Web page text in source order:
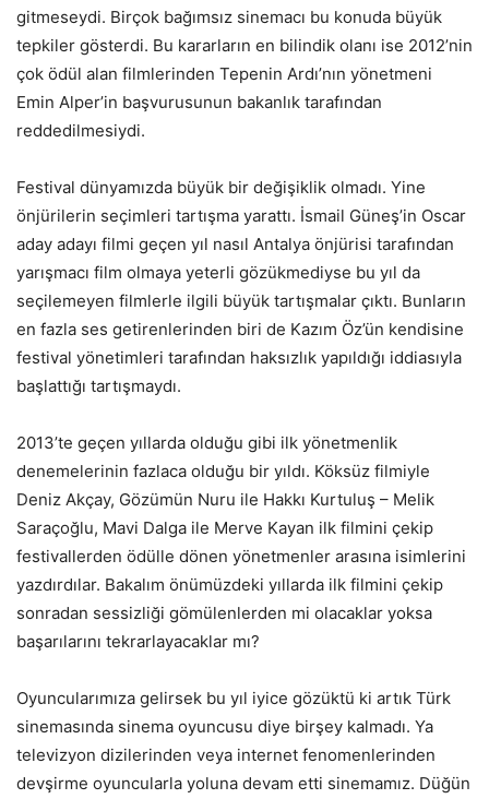
gitmeseydi. Birçok bağımsız sinemacı bu konuda büyük
tepkiler gösterdi. Bu kararların en bilindik olanı ise 2012’nin
çok ödül alan filmlerinden Tepenin Ardı’nın yönetmeni
Emin Alper’in başvurusunun bakanlık tarafından
reddedilmesiydi.
Festival dünyamızda büyük bir değişiklik olmadı. Yine
önjürilerin seçimleri tartışma yarattı. İsmail Güneş’in Oscar
aday adayı filmi geçen yıl nasıl Antalya önjürisi tarafından
yarışmacı film olmaya yeterli gözükmediyse bu yıl da
seçilemeyen filmlerle ilgili büyük tartışmalar çıktı. Bunların
en fazla ses getirenlerinden biri de Kazım Öz’ün kendisine
festival yönetimleri tarafından haksızlık yapıldığı iddiasıyla
başlattığı tartışmaydı.
2013’te geçen yıllarda olduğu gibi ilk yönetmenlik
denemelerinin fazlaca olduğu bir yıldı. Köksüz filmiyle
Deniz Akçay, Gözümün Nuru ile Hakkı Kurtuluş – Melik
Saraçoğlu, Mavi Dalga ile Merve Kayan ilk filmini çekip
festivallerden ödülle dönen yönetmenler arasına isimlerini
yazdırdılar. Bakalım önümüzdeki yıllarda ilk filmini çekip
sonradan sessizliği gömülenlerden mi olacaklar yoksa
başarılarını tekrarlayacaklar mı?
Oyuncularımıza gelirsek bu yıl iyice gözüktü ki artık Türk
sinemasında sinema oyuncusu diye birşey kalmadı. Ya
televizyon dizilerinden veya internet fenomenlerinden
devşirme oyuncularla yoluna devam etti sinemamız. Düğün